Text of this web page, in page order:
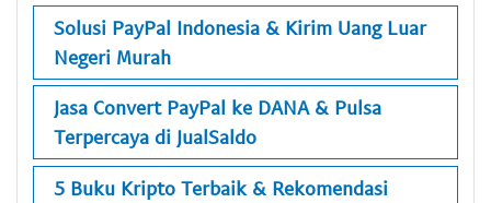
Solusi PayPal Indonesia & Kirim Uang Luar
Negeri Murah
Jasa Convert PayPal ke DANA & Pulsa
Terpercaya di JualSaldo
5 Buku Kripto Terbaik & Rekomendasi